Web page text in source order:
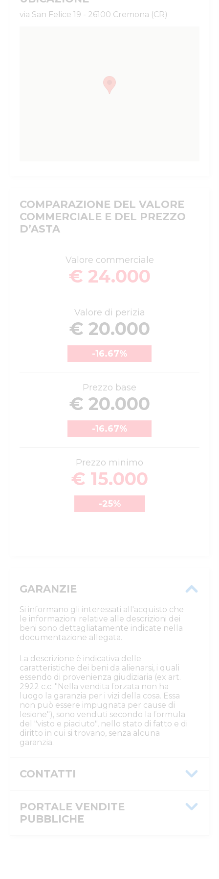
via San Felice 19 - 26100 Cremona (CR)
COMPARAZIONE DEL VALORE
COMMERCIALE E DEL PREZZO
D’ASTA
Valore commerciale
€ 24.000
Valore di perizia
€ 20.000
-16.67%
Prezzo base
€ 20.000
-16.67%
Prezzo minimo
€ 15.000
-25%
GARANZIE
Si informano gli interessati all'acquisto che
le informazioni relative alle descrizioni dei
beni sono dettagliatamente indicate nella
documentazione allegata.
La descrizione è indicativa delle
caratteristiche dei beni da alienarsi, i quali
essendo di provenienza giudiziaria (ex art.
2922 c.c. "Nella vendita forzata non ha
luogo la garanzia per i vizi della cosa. Essa
non può essere impugnata per cause di
lesione"), sono venduti secondo la formula
del "visto e piaciuto", nello stato di fatto e di
diritto in cui si trovano, senza alcuna
garanzia.
CONTATTI
Numeri di telefono:037220200
Fax : 0372/458077
Email/PEC:info@ivgcremona.it
PORTALE VENDITE
PUBBLICHE